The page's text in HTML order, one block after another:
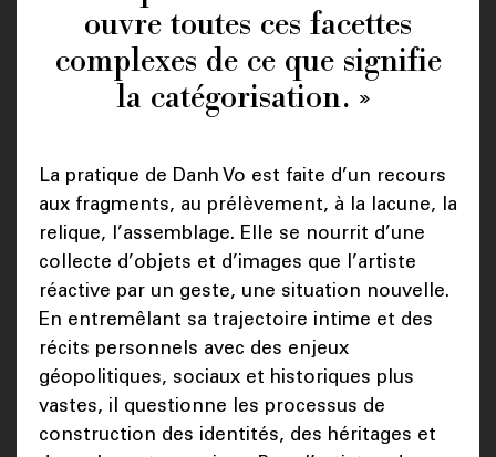
ouvre toutes ces facettes
complexes de ce que signifie
la catégorisation. »
La pratique de Danh Vo est faite d’un recours
aux fragments, au prélèvement, à la lacune, la
relique, l’assemblage. Elle se nourrit d’une
collecte d’objets et d’images que l’artiste
réactive par un geste, une situation nouvelle.
En entremêlant sa trajectoire intime et des
récits personnels avec des enjeux
géopolitiques, sociaux et historiques plus
vastes, il questionne les processus de
construction des identités, des héritages et